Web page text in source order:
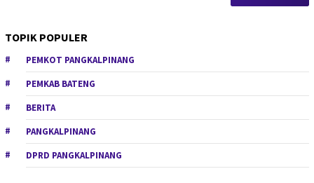
TOPIK POPULER
PEMKOT PANGKALPINANG
PEMKAB BATENG
BERITA
PANGKALPINANG
DPRD PANGKALPINANG